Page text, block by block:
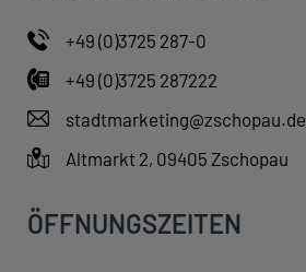
+49 (0)3725 287-0
+49 (0)3725 287222
stadtmarketing@zschopau.de
Altmarkt 2, 09405 Zschopau
ÖFFNUNGSZEITEN